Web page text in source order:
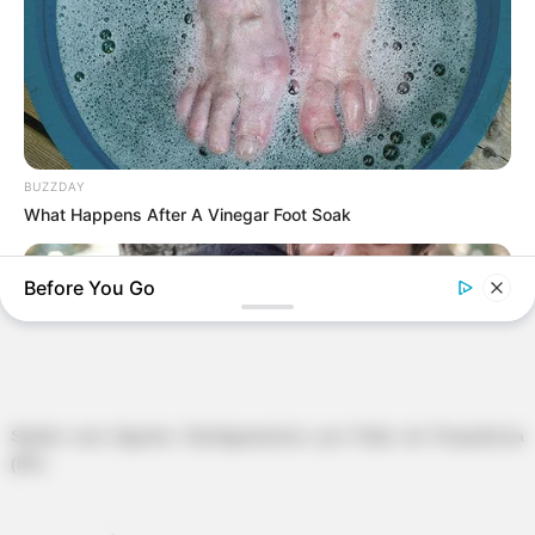
BUZZDAY
What Happens After A Vinegar Foot Soak
Before You Go